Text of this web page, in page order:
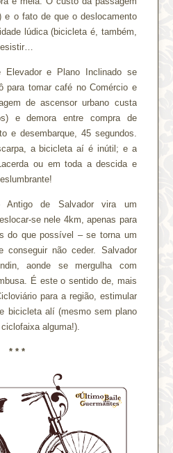
e o fato de que o deslocamento
lúdica (bicicleta é, também,
Elevador e Plano Inclinado se
para tomar café no Comércio e
de ascensor urbano custa
e demora entre compra de
e desembarque, 45 segundos.
a bicicleta aí é inútil; e a
ou em toda a descida e
Antigo de Salvador vira um
se nele 4km, apenas para
do que possível – se torna um
conseguir não ceder. Salvador
aonde se mergulha com
É este o sentido de, mais
para a região, estimular
bicicleta alí (mesmo sem plano
alguma!).
* * *